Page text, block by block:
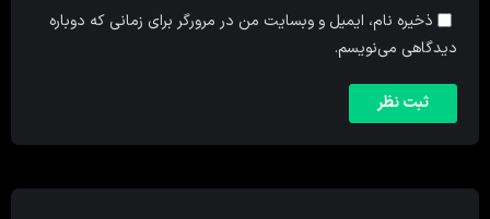
ذخیره نام، ایمیل و وبسایت من در مرورگر برای زمانی که دوباره
دیدگاهی می‌نویسم.